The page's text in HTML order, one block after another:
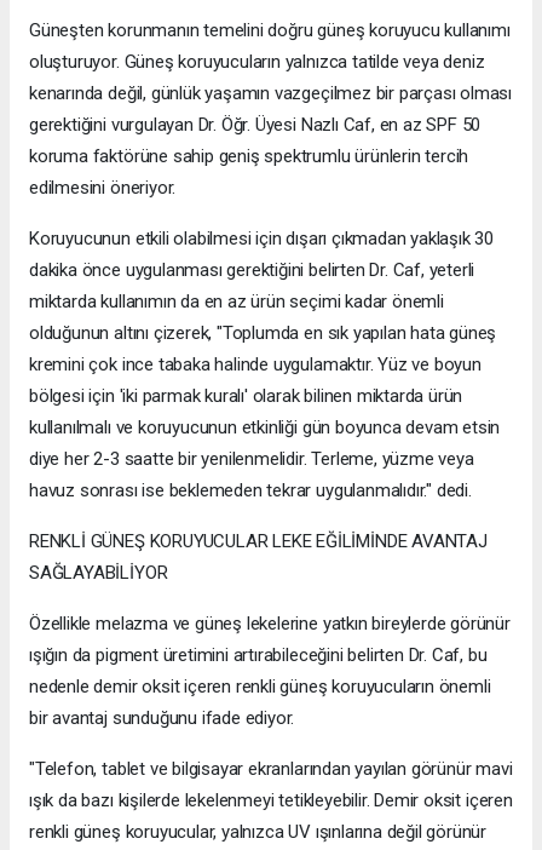
Güneşten korunmanın temelini doğru güneş koruyucu kullanımı
oluşturuyor. Güneş koruyucuların yalnızca tatilde veya deniz
kenarında değil, günlük yaşamın vazgeçilmez bir parçası olması
gerektiğini vurgulayan Dr. Öğr. Üyesi Nazlı Caf, en az SPF 50
koruma faktörüne sahip geniş spektrumlu ürünlerin tercih
edilmesini öneriyor.
Koruyucunun etkili olabilmesi için dışarı çıkmadan yaklaşık 30
dakika önce uygulanması gerektiğini belirten Dr. Caf, yeterli
miktarda kullanımın da en az ürün seçimi kadar önemli
olduğunun altını çizerek, "Toplumda en sık yapılan hata güneş
kremini çok ince tabaka halinde uygulamaktır. Yüz ve boyun
bölgesi için 'iki parmak kuralı' olarak bilinen miktarda ürün
kullanılmalı ve koruyucunun etkinliği gün boyunca devam etsin
diye her 2-3 saatte bir yenilenmelidir. Terleme, yüzme veya
havuz sonrası ise beklemeden tekrar uygulanmalıdır." dedi.
RENKLİ GÜNEŞ KORUYUCULAR LEKE EĞİLİMİNDE AVANTAJ
SAĞLAYABİLİYOR
Özellikle melazma ve güneş lekelerine yatkın bireylerde görünür
ışığın da pigment üretimini artırabileceğini belirten Dr. Caf, bu
nedenle demir oksit içeren renkli güneş koruyucuların önemli
bir avantaj sunduğunu ifade ediyor.
"Telefon, tablet ve bilgisayar ekranlarından yayılan görünür mavi
ışık da bazı kişilerde lekelenmeyi tetikleyebilir. Demir oksit içeren
renkli güneş koruyucular, yalnızca UV ışınlarına değil görünür